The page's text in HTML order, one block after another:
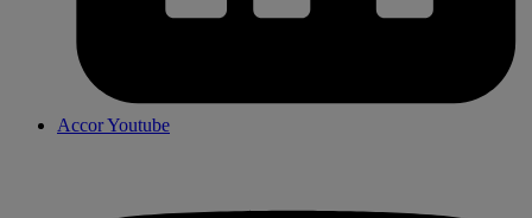
Accor Youtube